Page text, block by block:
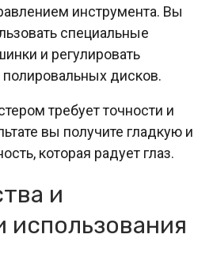
инструмента. Вы
специальные
и регулировать
дисков.
требует точности и
вы получите гладкую и
которая радует глаз.
и
использования